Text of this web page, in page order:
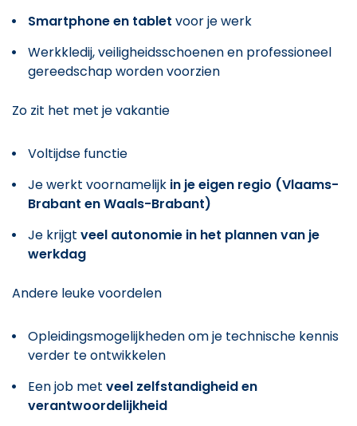
Smartphone en tablet voor je werk
Werkkledij, veiligheidsschoenen en professioneel
gereedschap worden voorzien
Zo zit het met je vakantie
Voltijdse functie
Je werkt voornamelijk in je eigen regio (Vlaams-
Brabant en Waals-Brabant)
Je krijgt veel autonomie in het plannen van je
werkdag
Andere leuke voordelen
Opleidingsmogelijkheden om je technische kennis
verder te ontwikkelen
Een job met veel zelfstandigheid en
verantwoordelijkheid